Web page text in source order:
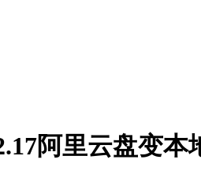
阿里云盘变本